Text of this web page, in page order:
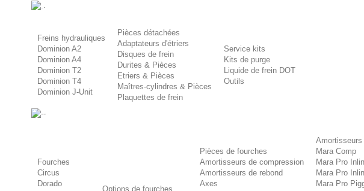
.
Freins hydrauliques
Dominion A2
Dominion A4
Dominion T2
Dominion T4
Dominion J-Unit
Pièces détachées
Adaptateurs d'étriers
Disques de frein
Durites & Pièces
Etriers & Pièces
Maîtres-cylindres & Pièces
Plaquettes de frein
Service kits
Kits de purge
Liquide de frein DOT
Outils
-
Fourches
Circus
Dorado
Options de fourches
Pièces de fourches
Amortisseurs de compression
Amortisseurs de rebond
Axes
Amortisseurs
Mara Comp
Mara Pro
Mara Pro
Mara Pro